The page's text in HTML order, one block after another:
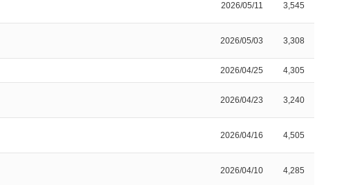
2026/05/11 3,545
2026/05/03 3,308
2026/04/25 4,305
2026/04/23 3,240
2026/04/16 4,505
2026/04/10 4,285